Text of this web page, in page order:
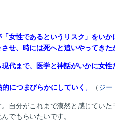
女性であるというリスク」をいか
させ、時には死へと追いやってき
代まで、医学と神話がいかに女性
につまびらかにしていく。
（ジー
自分がこれまで漠然と感じていた
でもらいたいです。